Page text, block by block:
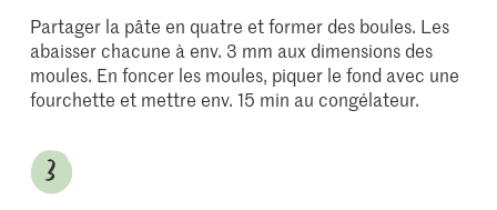
Partager la pâte en quatre et former des boules. Les
abaisser chacune à env. 3 mm aux dimensions des
moules. En foncer les moules, piquer le fond avec une
fourchette et mettre env. 15 min au congélateur.